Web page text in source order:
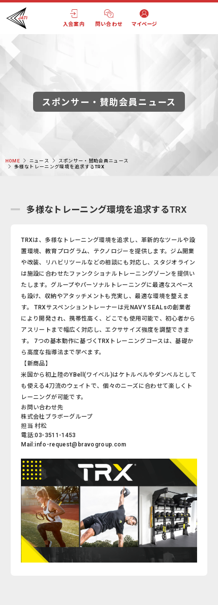
入会案内 問い合わせ マイページ
スポンサー・賛助会員ニュース
HOME ニュース
スポンサー・賛助会員ニュース
多様なトレーニング環境を追求するTRX
多様なトレーニング環境を追求するTRX
TRXは、多様なトレーニング環境を追求し、革新的なツールや設
置環境、教育プログラム、テクノロジーを提供します。ジム開業
や改装、リハビリツールなどの相談にも対応し、スタジオライン
は施設に合わせたファンクショナルトレーニングゾーンを提供い
たします。グループやパーソナルトレーニングに最適なスペース
も設け、収納やアタッチメントも充実し、最適な環境を整えま
す。 TRXサスペンショントレーナーは元NAVY SEALsの創業者
により開発され、携帯性高く、どこでも使用可能で、初心者から
アスリートまで幅広く対応し、エクササイズ強度を調整できま
す。 7つの基本動作に基づくTRXトレーニングコースは、基礎か
ら高度な指導法まで学べます。
【新商品】
米国から初上陸のYBell(ワイベル)はケトルベルやダンベルとして
も使える4刀流のウェイトで、個々のニーズに合わせて楽しくト
レーニングが可能です。
お問い合わせ先
株式会社ブラボーグループ
担当 村松
電話:03-3511-1453
Mail:info-request@bravogroup.com